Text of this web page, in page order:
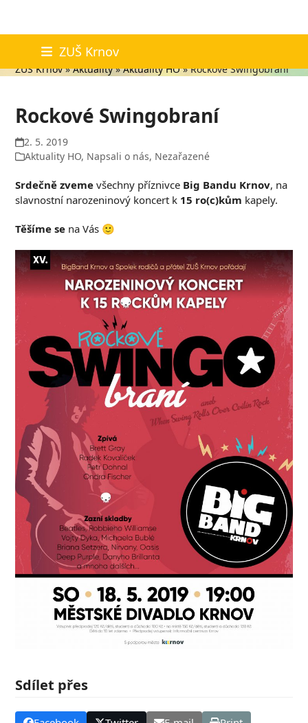
content
ZUŠ Krnov
Aktuality
ZUŠ Krnov»Aktuality»Aktuality HO»Rockové Swingobraní
Rockové Swingobraní
2. 5. 2019
Aktuality HO, Napsali o nás, Nezařazené
Srdečně zveme všechny příznivce Big Bandu Krnov, na
slavnostní narozeninový koncert k 15 ro(c)kům kapely.
Těšíme se na Vás 🙂
Sdílet přes